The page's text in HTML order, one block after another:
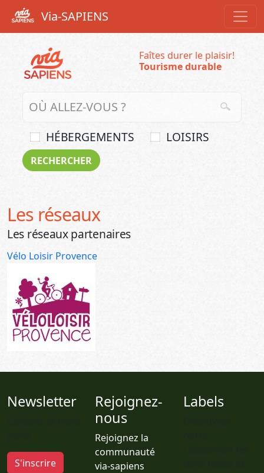
Via-SAPIENS
Faîtes durer le plaisir!
Tourisme durable
HÉBERGEMENTS LOISIRS
Les réseaux
Les réseaux partenaires
Vélo Loisir Provence
Newsletter
S'inscrire
Rejoignez-
nous
Rejoignez la
communauté
via-sapiens
Labels